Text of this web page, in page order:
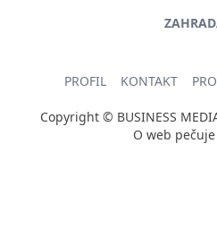
PROFIL KONTAKT
Copyright © BUSINESS